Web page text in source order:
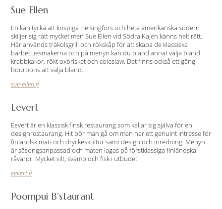
Sue Ellen
En kan tycka att krispiga Helsingfors och heta amerikanska södern
skiljer sig rätt mycket men Sue Ellen vid Södra Kajen känns helt rätt.
Här används träkolsgrill och rökskåp för att skapa de klassiska
barbecuesmakerna och på menyn kan du bland annat välja bland
krabbkakor, rökt oxbrisket och coleslaw. Det finns också ett gäng
bourbons att välja bland.
sue-ellen.fi
Eevert
Eevert är en klassisk finsk restaurang som kallar sig själva för en
designrestaurang. Hit bör man gå om man har ett genuint intresse för
finländsk mat- och dryckeskultur samt design och inredning. Menyn
är säsongsanpassad och maten lagas på förstklassiga finländska
råvaror. Mycket vilt, svamp och fisk i utbudet.
eevert.fi
Poompui B’staurant